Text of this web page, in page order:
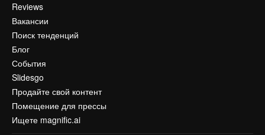
Reviews
Вакансии
Поиск тенденций
Блог
События
Slidesgo
Продайте свой контент
Помещение для прессы
Ищете magnific.ai